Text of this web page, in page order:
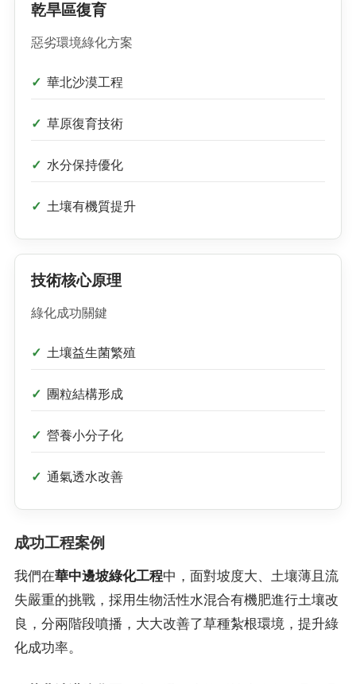
乾旱區復育
惡劣環境綠化方案
華北沙漠工程
草原復育技術
水分保持優化
土壤有機質提升
技術核心原理
綠化成功關鍵
土壤益生菌繁殖
團粒結構形成
營養小分子化
通氣透水改善
成功工程案例
我們在華中邊坡綠化工程中，面對坡度大、土壤薄且流
失嚴重的挑戰，採用生物活性水混合有機肥進行土壤改
良，分兩階段噴播，大大改善了草種紮根環境，提升綠
化成功率。